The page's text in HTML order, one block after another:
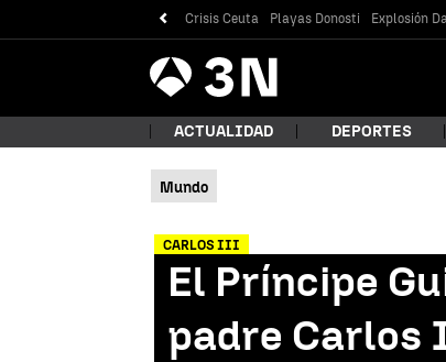
Crisis Ceuta Playas Donosti Explosión
Antena
3 Noticias
ACTUALIDAD DEPORTES
Mundo
CARLOS III
El Príncipe
padre